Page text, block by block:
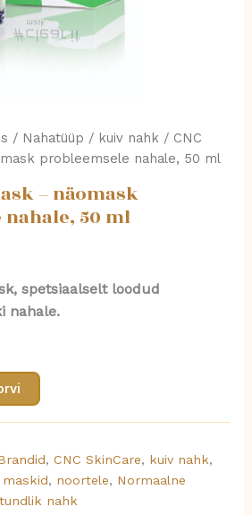
/ Nahatüüp / kuiv nahk / CNC
probleemsele nahale, 50 ml
– näomask
50 ml
spetsiaalselt loodud
nahale.
, CNC SkinCare, kuiv nahk,
maskid, noortele, Normaalne
tundlik nahk